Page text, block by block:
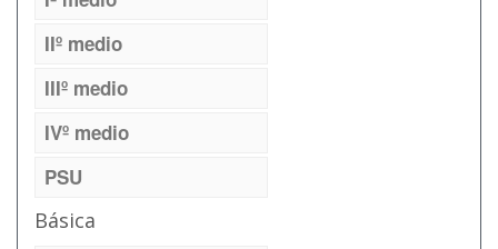
IIº medio
IIIº medio
IVº medio
PSU
Básica